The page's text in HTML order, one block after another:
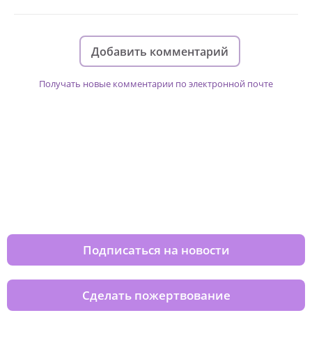
Добавить комментарий
Получать новые комментарии по электронной почте
Подписаться на новости
Сделать пожертвование